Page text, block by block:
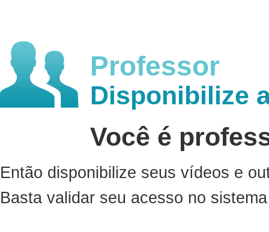
Professor
Disponibilize
Você é
Então disponibilize seus vídeos e
Basta validar seu acesso no